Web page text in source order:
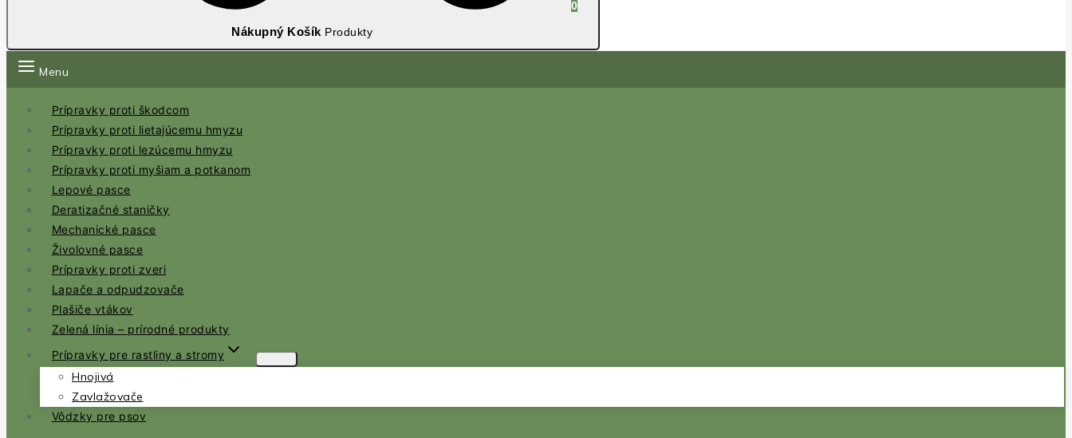
0
Nákupný Košík Produkty
Menu
Prípravky proti škodcom
Prípravky proti lietajúcemu hmyzu
Prípravky proti lezúcemu hmyzu
Prípravky proti myšiam a potkanom
Lepové pasce
Deratizačné staničky
Mechanické pasce
Živolovné pasce
Prípravky proti zveri
Lapače a odpudzovače
Plašiče vtákov
Zelená línia – prírodné produkty
Prípravky pre rastliny a stromy
Hnojivá
Zavlažovače
Vôdzky pre psov